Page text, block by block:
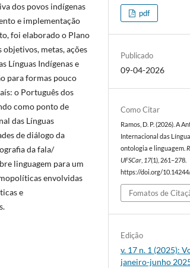
dos povos indígenas
e implementação
foi elaborado o Plano
objetivos, metas, ações
Línguas Indígenas e
para formas pouco
o Português dos
como ponto de
das Línguas
de diálogo da
da fala/
linguagem para um
envolvidas
e
pdf
Publicado
09-04-2026
Como Citar
Ramos, D. P. (2026). A
Internacional das
ontologia e linguagem.
UFSCar 17(1), 261–278.
https://doi.org/
Fomatos de
Edição
v. 17 n. 1 (2025):
janeiro-junho